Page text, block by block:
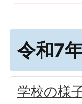
令和7
学校の様